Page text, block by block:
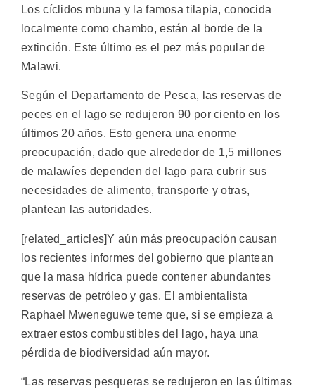
Los cíclidos mbuna y la famosa tilapia, conocida
localmente como chambo, están al borde de la
extinción. Este último es el pez más popular de
Malawi.
Según el Departamento de Pesca, las reservas de
peces en el lago se redujeron 90 por ciento en los
últimos 20 años. Esto genera una enorme
preocupación, dado que alrededor de 1,5 millones
de malawíes dependen del lago para cubrir sus
necesidades de alimento, transporte y otras,
plantean las autoridades.
[related_articles]Y aún más preocupación causan
los recientes informes del gobierno que plantean
que la masa hídrica puede contener abundantes
reservas de petróleo y gas. El ambientalista
Raphael Mweneguwe teme que, si se empieza a
extraer estos combustibles del lago, haya una
pérdida de biodiversidad aún mayor.
“Las reservas pesqueras se redujeron en las últimas